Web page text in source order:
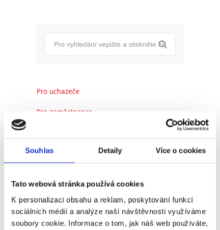
Souhlas Detaily Více o cookies
Tato webová stránka používá cookies
K personalizaci obsahu a reklam, poskytování funkcí
sociálních médií a analýze naší návštěvnosti využíváme
soubory cookie. Informace o tom, jak náš web používáte,
Pro uchazeče
Pro zaměstnance
(Ne)komunikace se
zaměstnavatelem